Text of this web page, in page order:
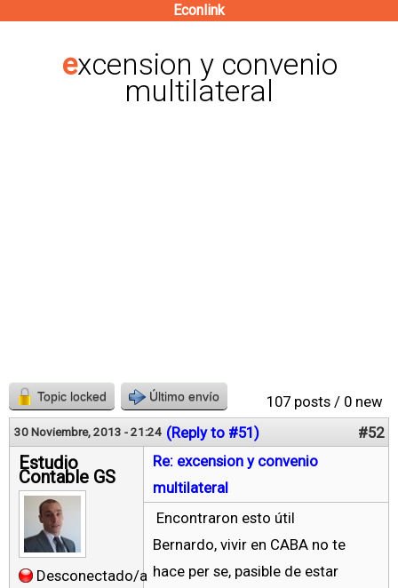
contenido
principal
Econlink
excension y convenio
multilateral
107 posts / 0 new
Topic locked Último envío
30 Noviembre, 2013 - 21:24 (Reply to #51) #52
Estudio
Contable GS
Desconectado/a
Re: excension y convenio
multilateral
Encontraron esto útil
Bernardo, vivir en CABA no te
hace per se, pasible de estar